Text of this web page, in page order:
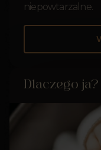
niepowtarzalne.
Dlaczego ja?